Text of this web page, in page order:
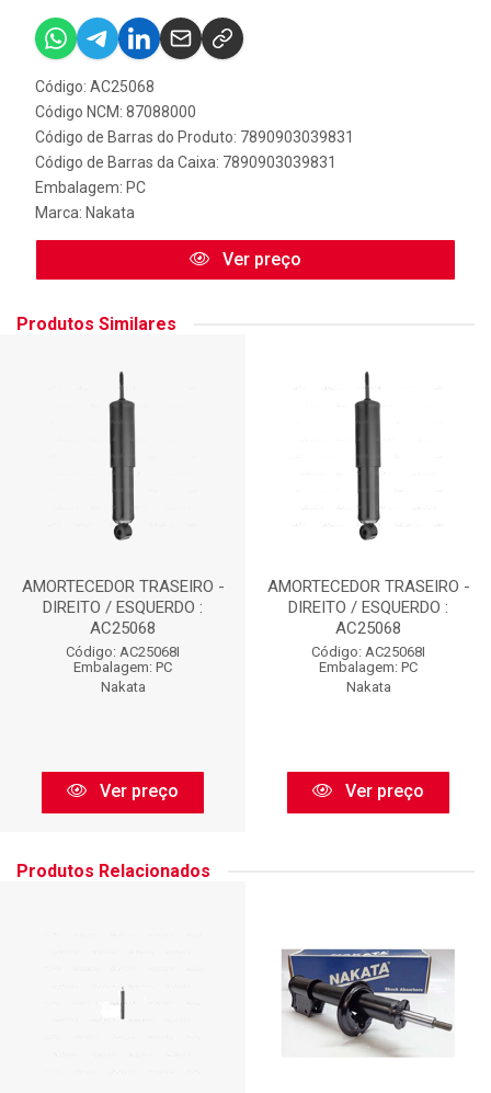
Código: AC25068
Código NCM: 87088000
Código de Barras do Produto: 7890903039831
Código de Barras da Caixa: 7890903039831
Embalagem: PC
Marca: Nakata
Ver preço
Produtos Similares
AMORTECEDOR TRASEIRO -
DIREITO / ESQUERDO :
AC25068
Código: AC25068I
Embalagem: PC
Nakata
Ver preço
AMORTECEDOR TRASEIRO -
DIREITO / ESQUERDO :
AC25068
Código: AC25068I
Embalagem: PC
Nakata
Ver preço
Produtos Relacionados